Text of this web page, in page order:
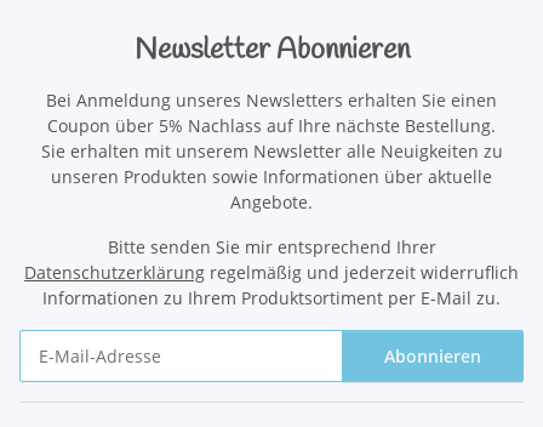
Newsletter Abonnieren
Bei Anmeldung unseres Newsletters erhalten Sie einen
Coupon über 5% Nachlass auf Ihre nächste Bestellung.
Sie erhalten mit unserem Newsletter alle Neuigkeiten zu
unseren Produkten sowie Informationen über aktuelle
Angebote.
Bitte senden Sie mir entsprechend Ihrer
Datenschutzerklärung regelmäßig und jederzeit widerruflich
Informationen zu Ihrem Produktsortiment per E-Mail zu.
Abonnieren